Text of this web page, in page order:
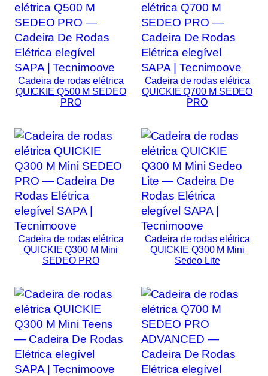
Cadeira de rodas elétrica
QUICKIE Q500 M SEDEO
PRO
Cadeira de rodas elétrica
QUICKIE Q700 M SEDEO
PRO
Cadeira de rodas elétrica
QUICKIE Q300 M Mini
SEDEO PRO
Cadeira de rodas elétrica
QUICKIE Q300 M Mini
Sedeo Lite